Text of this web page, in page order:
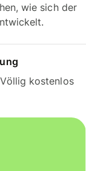
wie sich der
kostenlos